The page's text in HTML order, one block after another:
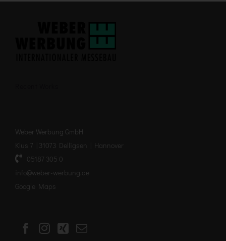
Weber Werbung GmbH
Klus 7 | 31073 Delligsen | Hannover
05187 305 0
info@weber-werbung.de
Google Maps